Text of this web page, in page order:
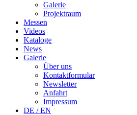
Galerie
Projektraum
Messen
Videos
Kataloge
News
Galerie
Über uns
Kontaktformular
Newsletter
Anfahrt
Impressum
DE / EN